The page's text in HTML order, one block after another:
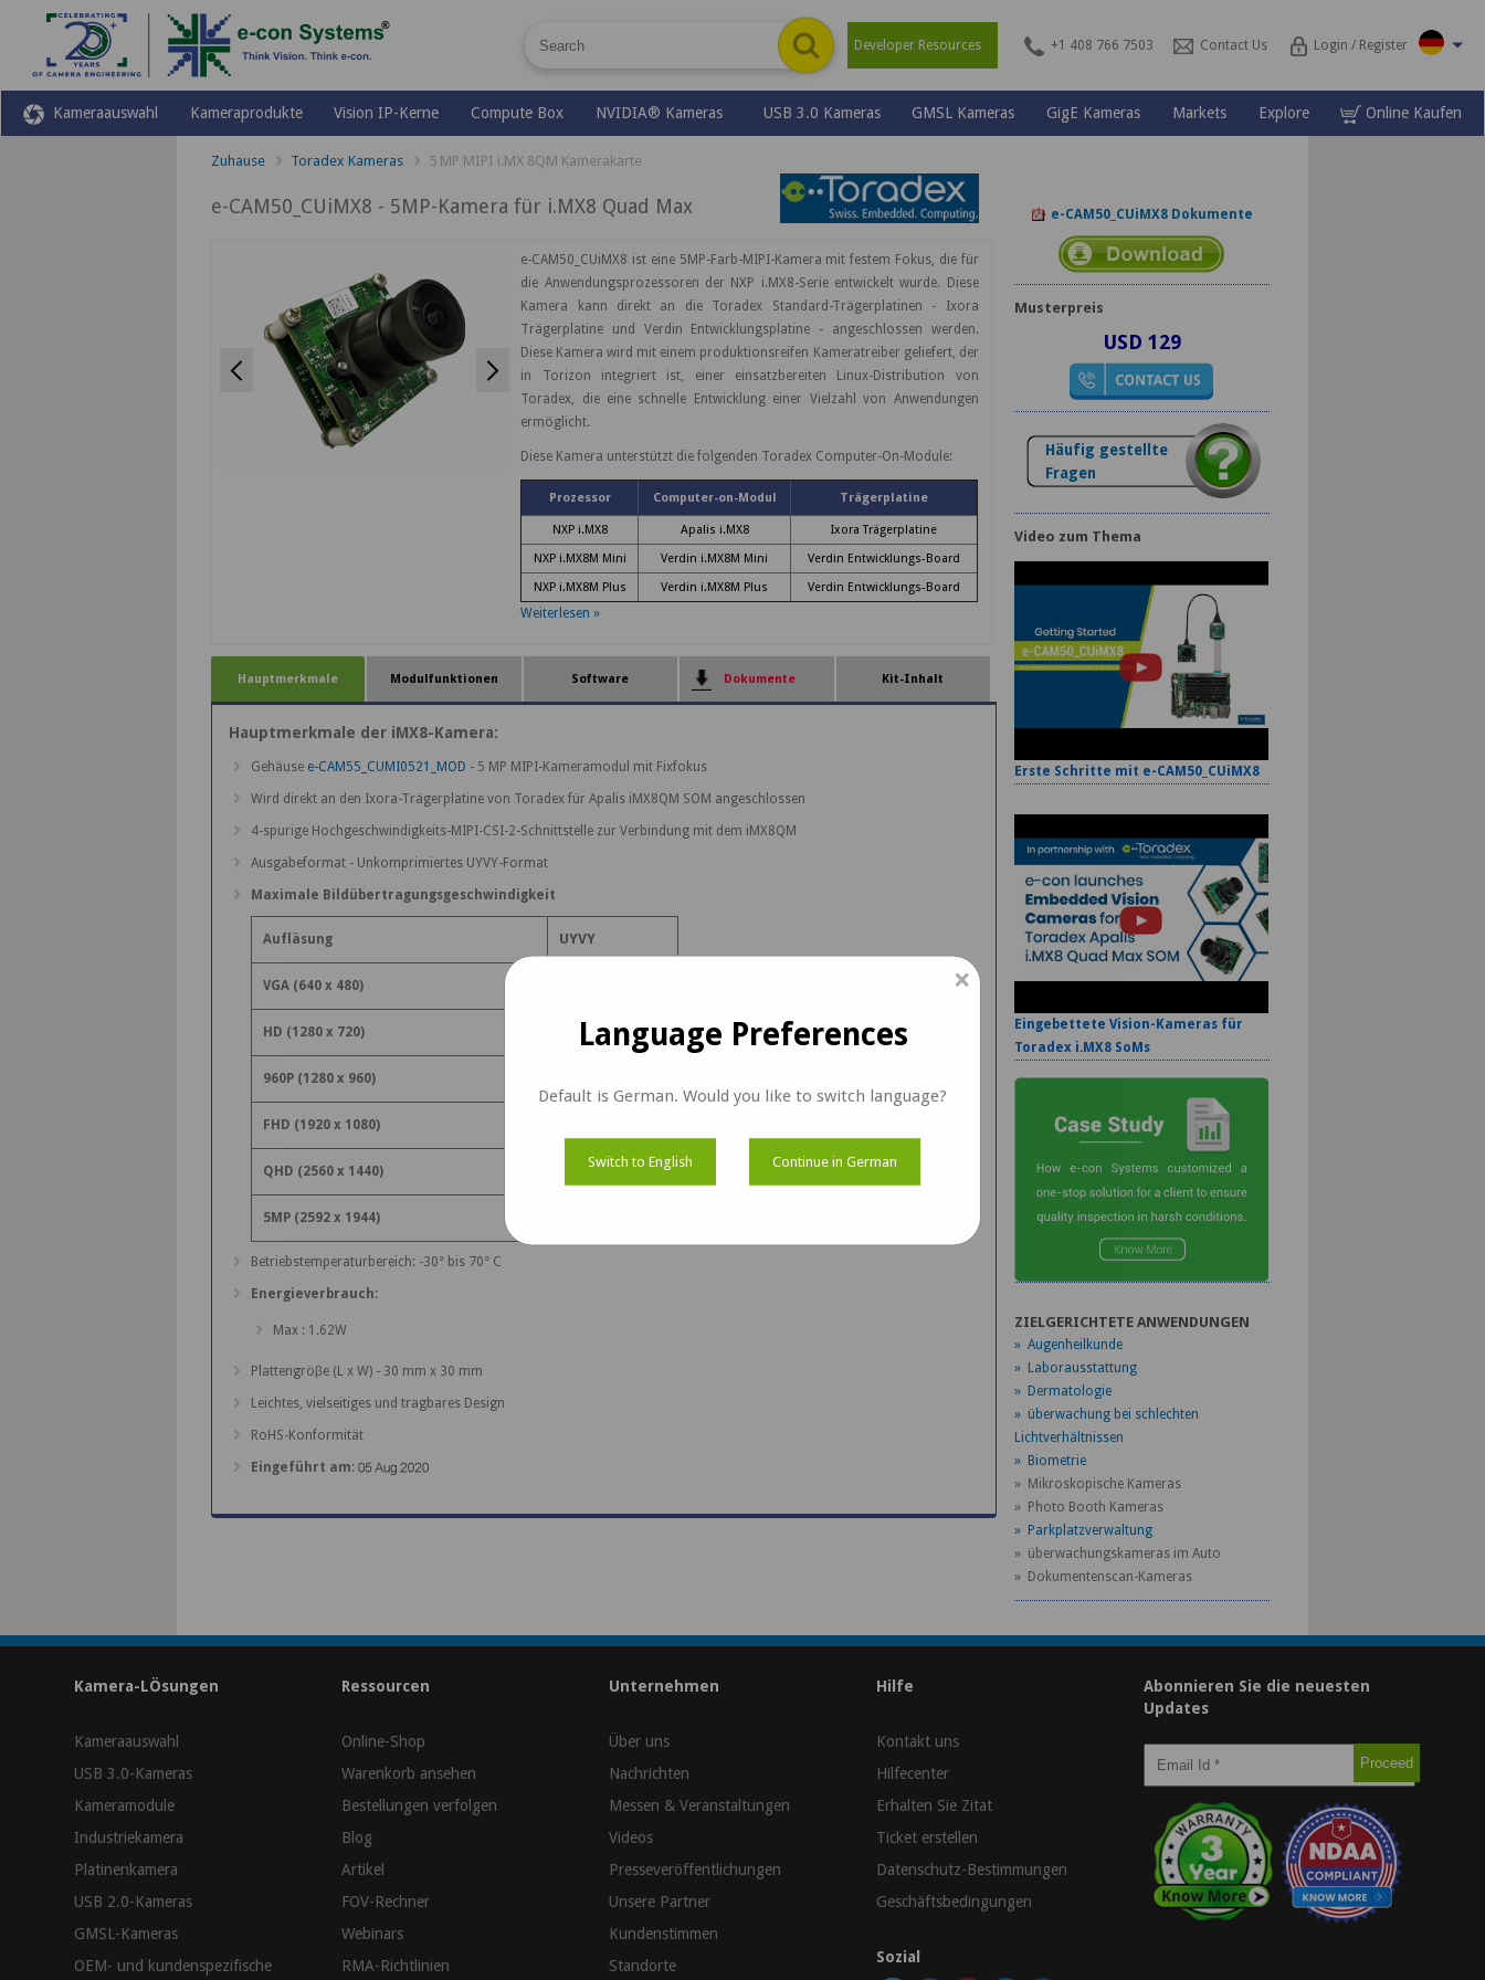
Developer Resources +1 408 766 7503 Contact Us Login / Register
Kameraauswahl Kameraprodukte Vision IP-Kerne Compute Box NVIDIA® Kameras USB 3.0 Kameras GMSL Kameras GigE Kameras Markets Explore Online Kaufen
Zuhause Toradex Kameras 5 MP MIPI i.MX 8QM Kamerakarte
e-CAM50_CUiMX8 - 5MP-Kamera für i.MX8 Quad Max
Previous Next
e-CAM50_CUiMX8 ist eine 5MP-Farb-MIPI-Kamera mit festem Fokus, die für
die Anwendungsprozessoren der NXP i.MX8-Serie entwickelt wurde. Diese
Kamera kann direkt an die Toradex Standard-Trägerplatinen - Ixora
Trägerplatine und Verdin Entwicklungsplatine - angeschlossen werden.
Diese Kamera wird mit einem produktionsreifen Kameratreiber geliefert, der
in Torizon integriert ist, einer einsatzbereiten Linux-Distribution von
Toradex, die eine schnelle Entwicklung einer Vielzahl von Anwendungen
ermöglicht.
Diese Kamera unterstützt die folgenden Toradex Computer-On-Module:
Prozessor Computer-on-Modul Trägerplatine
NXP i.MX8 Apalis i.MX8
Ixora Trägerplatine
NXP i.MX8M Mini
Verdin i.MX8M Mini
Verdin Entwicklungs-Board
NXP i.MX8M Plus
Verdin i.MX8M Plus Verdin Entwicklungs-Board
Weiterlesen »
Hauptmerkmale Modulfunktionen Software Dokumente Kit-Inhalt
Hauptmerkmale der iMX8-Kamera:
Gehäuse e-CAM55_CUMI0521_MOD - 5 MP MIPI-Kameramodul mit Fixfokus
Wird direkt an den Ixora-Trägerplatine von Toradex für Apalis iMX8QM SOM angeschlossen
4-spurige Hochgeschwindigkeits-MIPI-CSI-2-Schnittstelle zur Verbindung mit dem iMX8QM
Ausgabeformat - Unkomprimiertes UYVY-Format
Maximale Bildübertragungsgeschwindigkeit
Aufläsung UYVY
VGA (640 x 480)
HD (1280 x 720) 70 fps
960P (1280 x 960)
FHD (1920 x 1080)
QHD (2560 x 1440) 38 fps
5MP (2592 x 1944)
Betriebstemperaturbereich: -30° bis 70° C
Energieverbrauch:
Max : 1.62W
Plattengröβe (L x W) - 30 mm x 30 mm
Leichtes, vielseitiges und tragbares Design
RoHS-Konformität
Eingeführt am:
e-CAM50_CUiMX8 Dokumente
Musterpreis
USD 129
Häufig gestellte
Fragen
Video zum Thema
Erste Schritte mit e-CAM50_CUiMX8
Eingebettete Vision-Kameras für
Toradex i.MX8 SoMs
ZIELGERICHTETE ANWENDUNGEN
» Augenheilkunde
» Laborausstattung
» Dermatologie
» überwachung bei schlechten
Lichtverhältnissen
» Biometrie
» Mikroskopische Kameras
» Photo Booth Kameras
» Parkplatzverwaltung
» überwachungskameras im Auto
» Dokumentenscan-Kameras
Kamera-LÖsungen
Kameraauswahl
USB 3.0-Kameras
Kameramodule
Industriekamera
Platinenkamera
USB 2.0-Kameras
GMSL-Kameras
OEM- und kundenspezifische
Ressourcen
Online-Shop
Warenkorb ansehen
Bestellungen verfolgen
Blog
Artikel
FOV-Rechner
Webinars
RMA-Richtlinien
Unternehmen
Über uns
Nachrichten
Messen & Veranstaltungen
Videos
Presseveröffentlichungen
Unsere Partner
Kundenstimmen
Standorte
Hilfe
Kontakt uns
Hilfecenter
Erhalten Sie Zitat
Ticket erstellen
Datenschutz-Bestimmungen
Geschäftsbedingungen
Sozial
Abonnieren Sie die neuesten
Updates
×
Language Preferences
Default is German. Would you like to switch language?
Switch to English Continue in German